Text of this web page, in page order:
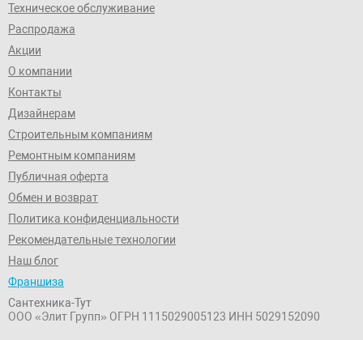
Техническое обслуживание
Распродажа
Акции
О компании
Контакты
Дизайнерам
Строительным компаниям
Ремонтным компаниям
Публичная оферта
Обмен и возврат
Политика конфиденциальности
Рекомендательные технологии
Наш блог
Франшиза
Сантехника-Тут
ООО «Элит Групп» ОГРН 1115029005123 ИНН 5029152090